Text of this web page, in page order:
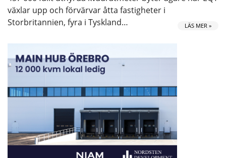
växlar upp och förvärvar åtta fastigheter i
Storbritannien, fyra i Tyskland…
LÄS MER »